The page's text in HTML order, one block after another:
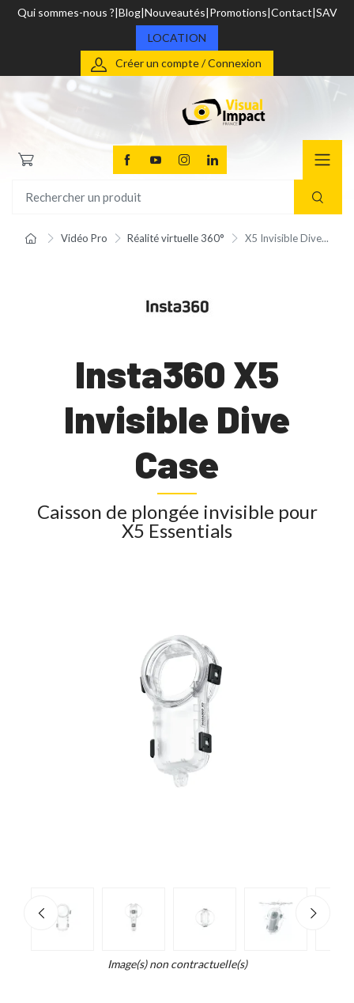
Qui sommes-nous ? Blog Nouveautés Promotions Contact SAV
LOCATION
Créer un compte / Connexion
Vidéo Pro Réalité virtuelle 360° X5 Invisible Dive...
Insta360 X5
Invisible Dive
Case
Caisson de plongée invisible pour
X5 Essentials
Image(s) non contractuelle(s)